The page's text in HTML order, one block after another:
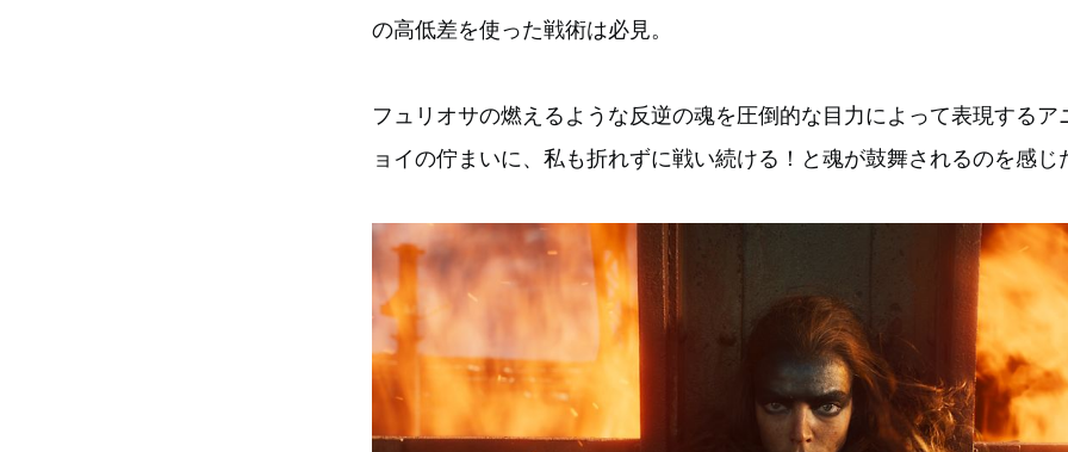
の高低差を使った戦術は必見。
フュリオサの燃えるような反逆の魂を圧倒的な目力によって表現するア
ョイの佇まいに、私も折れずに戦い続ける！と魂が鼓舞されるのを感じ